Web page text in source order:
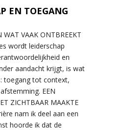
EN TOEGANG
WAT VAAK ONTBREEKT
wordt leiderschap
en
aandacht krijgt, is wat
toegang tot context,
EEN
ZICHTBAAR MAAKTE
nam ik deel aan een
hoorde ik dat de